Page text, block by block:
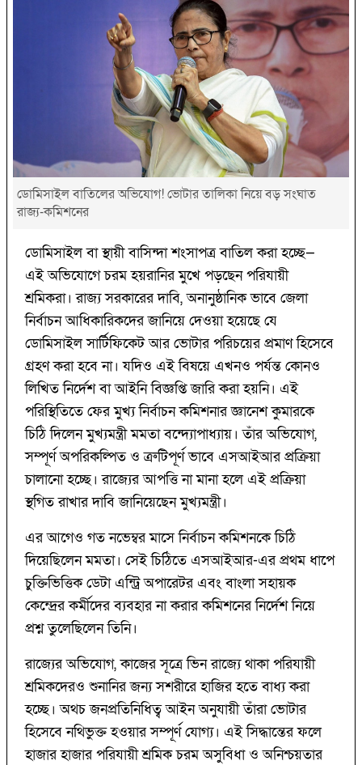
ডোমিসাইল বাতিলের অভিযোগ! ভোটার তালিকা নিয়ে বড় সংঘাত
রাজ্য-কমিশনের
ডোমিসাইল বা স্থায়ী বাসিন্দা শংসাপত্র বাতিল করা হচ্ছে—
এই অভিযোগে চরম হয়রানির মুখে পড়ছেন পরিযায়ী
শ্রমিকরা। রাজ্য সরকারের দাবি, অনানুষ্ঠানিক ভাবে জেলা
নির্বাচন আধিকারিকদের জানিয়ে দেওয়া হয়েছে যে
ডোমিসাইল সার্টিফিকেট আর ভোটার পরিচয়ের প্রমাণ হিসেবে
গ্রহণ করা হবে না। যদিও এই বিষয়ে এখনও পর্যন্ত কোনও
লিখিত নির্দেশ বা আইনি বিজ্ঞপ্তি জারি করা হয়নি। এই
পরিস্থিতিতে ফের মুখ্য নির্বাচন কমিশনার জ্ঞানেশ কুমারকে
চিঠি দিলেন মুখ্যমন্ত্রী মমতা বন্দ্যোপাধ্যায়। তাঁর অভিযোগ,
সম্পূর্ণ অপরিকল্পিত ও ত্রুটিপূর্ণ ভাবে এসআইআর প্রক্রিয়া
চালানো হচ্ছে। রাজ্যের আপত্তি না মানা হলে এই প্রক্রিয়া
স্থগিত রাখার দাবি জানিয়েছেন মুখ্যমন্ত্রী।
এর আগেও গত নভেম্বর মাসে নির্বাচন কমিশনকে চিঠি
দিয়েছিলেন মমতা। সেই চিঠিতে এসআইআর-এর প্রথম ধাপে
চুক্তিভিত্তিক ডেটা এন্ট্রি অপারেটর এবং বাংলা সহায়ক
কেন্দ্রের কর্মীদের ব্যবহার না করার কমিশনের নির্দেশ নিয়ে
প্রশ্ন তুলেছিলেন তিনি।
রাজ্যের অভিযোগ, কাজের সূত্রে ভিন রাজ্যে থাকা পরিযায়ী
শ্রমিকদেরও শুনানির জন্য সশরীরে হাজির হতে বাধ্য করা
হচ্ছে। অথচ জনপ্রতিনিধিত্ব আইন অনুযায়ী তাঁরা ভোটার
হিসেবে নথিভুক্ত হওয়ার সম্পূর্ণ যোগ্য। এই সিদ্ধান্তের ফলে
হাজার হাজার পরিযায়ী শ্রমিক চরম অসুবিধা ও অনিশ্চয়তার